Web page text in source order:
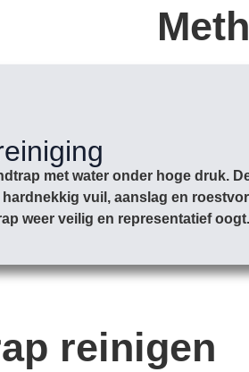
met water onder hoge druk.
vuil, aanslag en
weer veilig en representatief oogt.
reinigen